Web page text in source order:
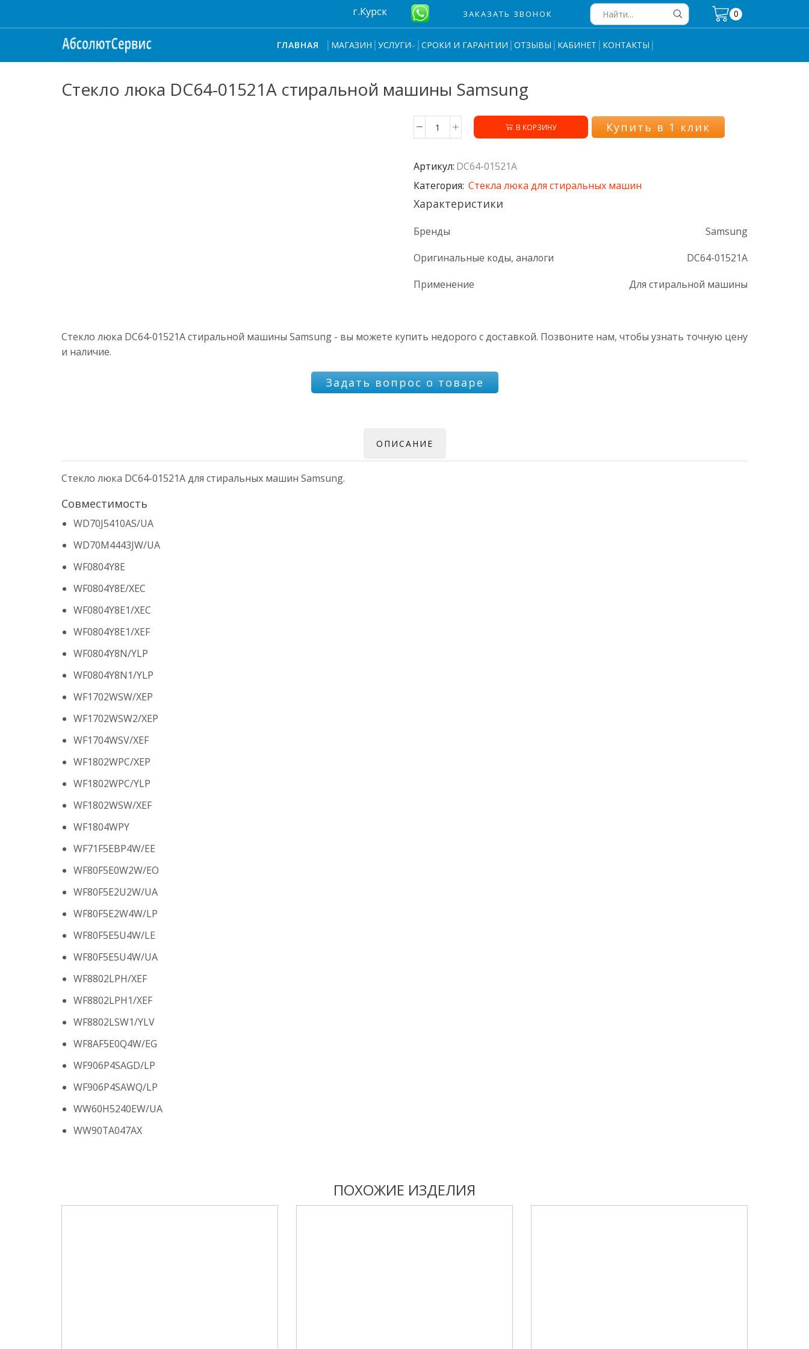
г.Курск ЗАКАЗАТЬ ЗВОНОК
input
0
ГЛАВНАЯ МАГАЗИН УСЛУГИ СРОКИ И ГАРАНТИИ ОТЗЫВЫ КАБИНЕТ КОНТАКТЫ
Стекло люка DC64-01521A стиральной машины Samsung
Количество
люка
01521A
стиральной
Samsung
В КОРЗИНУ Купить в 1 клик
Артикул: DC64-01521A
Категория: Стекла люка для стиральных машин
Характеристики
Бренды
Samsung
Оригинальные коды, аналоги
DC64-01521A
Применение
Для стиральной машины
Стекло люка DC64-01521A стиральной машины Samsung - вы можете купить недорого с доставкой. Позвоните нам, чтобы узнать точную цену
и наличие.
Задать вопрос о товаре
ОПИСАНИЕ
Стекло люка DC64-01521A для стиральных машин Samsung.
Совместимость
WD70J5410AS/UA
WD70M4443JW/UA
WF0804Y8E
WF0804Y8E/XEC
WF0804Y8E1/XEC
WF0804Y8E1/XEF
WF0804Y8N/YLP
WF0804Y8N1/YLP
WF1702WSW/XEP
WF1702WSW2/XEP
WF1704WSV/XEF
WF1802WPC/XEP
WF1802WPC/YLP
WF1802WSW/XEF
WF1804WPY
WF71F5EBP4W/EE
WF80F5E0W2W/EO
WF80F5E2U2W/UA
WF80F5E2W4W/LP
WF80F5E5U4W/LE
WF80F5E5U4W/UA
WF8802LPH/XEF
WF8802LPH1/XEF
WF8802LSW1/YLV
WF8AF5E0Q4W/EG
WF906P4SAGD/LP
WF906P4SAWQ/LP
WW60H5240EW/UA
WW90TA047AX
ПОХОЖИЕ ИЗДЕЛИЯ